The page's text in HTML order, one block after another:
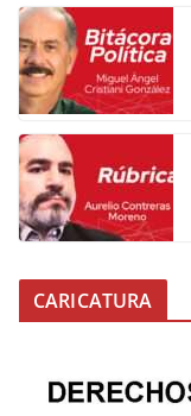
CARICATURA